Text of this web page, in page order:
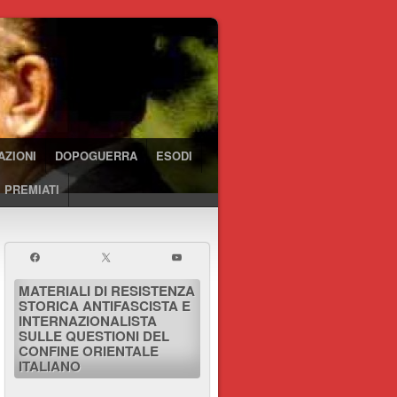
DOPOGUERRA
ESODI
MATERIALI DI RESISTENZA
STORICA ANTIFASCISTA E
INTERNAZIONALISTA
SULLE QUESTIONI DEL
CONFINE ORIENTALE
ITALIANO